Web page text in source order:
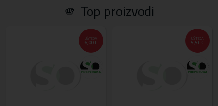
🫵 Top proizvodi
UŠTEDA
6,00 €
UŠTEDA
5,50 €